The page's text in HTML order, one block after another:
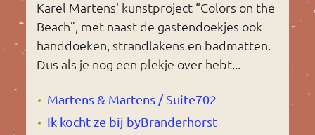
Karel Martens' kunstproject “Colors on the
Beach”, met naast de gastendoekjes ook
handdoeken, strandlakens en badmatten.
Dus als je nog een plekje over hebt...
Martens & Martens / Suite702
Ik kocht ze bij byBranderhorst